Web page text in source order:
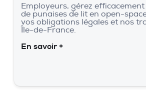
Employeurs, gérez
de punaises de lit en open-
vos obligations légales et nos
Île-de-France.
En savoir +